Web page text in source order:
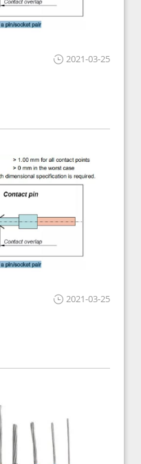
2021-03-25
2021-03-25